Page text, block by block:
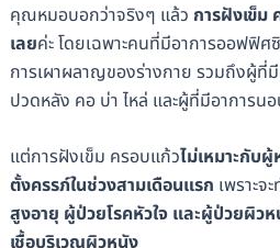
คุณหมอบอกว่าจริงๆ แล้ว การฝังเข็ม
เลยค่ะ โดยเฉพาะคนที่มีอาการออฟฟิ
การเผาผลาญของร่างกาย รวมถึงผู้ที่
ปวดหลัง คอ บ่า ไหล่ และผู้ที่มีอาการน
แต่การฝังเข็ม ครอบแก้วไม่เหมาะกับ
ตั้งครรภ์ในช่วงสามเดือนแรก เพราะจ
สูงอายุ ผู้ป่วยโรคหัวใจ และผู้ป่วยผิว
เชื้อบริเวณผิวหนัง